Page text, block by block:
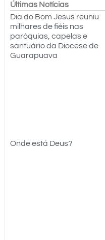
Últimas Notícias
Dia do Bom Jesus reuniu
milhares de fiéis nas
paróquias, capelas e
santuário da Diocese de
Guarapuava
Onde está Deus?